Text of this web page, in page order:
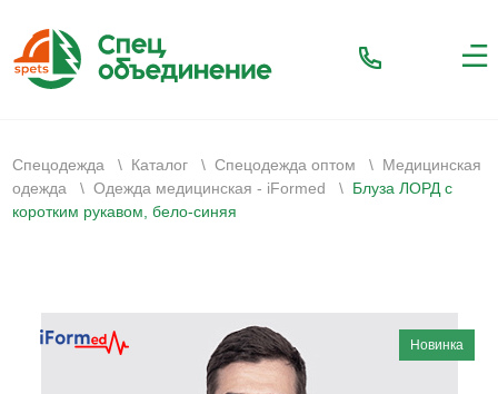
Спецодежда \ Каталог \ Спецодежда оптом \ Медицинская
одежда
\ Одежда медицинская - iFormed \ Блуза ЛОРД с
коротким рукавом, бело-синяя
Новинка